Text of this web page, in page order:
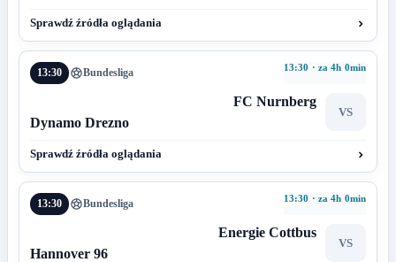
Sprawdź źródła oglądania
13:30 Bundesliga 13:30 · za 4h 0min
FC Nurnberg
VS
Dynamo Drezno
Sprawdź źródła oglądania
13:30 Bundesliga 13:30 · za 4h 0min
Energie Cottbus
VS
Hannover 96